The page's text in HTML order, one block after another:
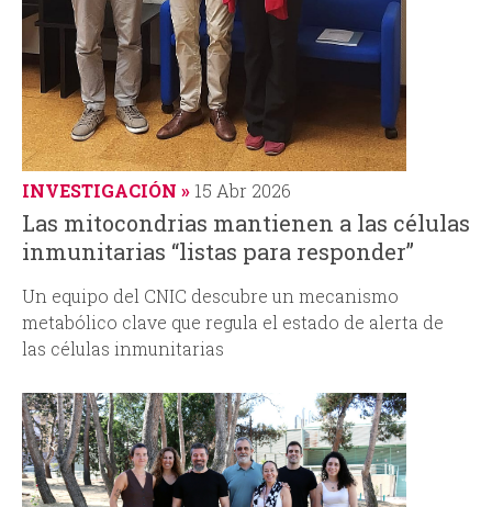
d
INVESTIGACIÓN 15 Abr 2026
Las mitocondrias mantienen a las células
inmunitarias “listas para responder”
Un equipo del CNIC descubre un mecanismo
metabólico clave que regula el estado de alerta de
las células inmunitarias